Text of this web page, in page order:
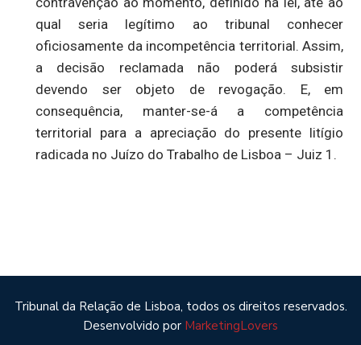
qual seria legítimo ao tribunal conhecer
oficiosamente da incompetência territorial. Assim,
a decisão reclamada não poderá subsistir
devendo ser objeto de revogação. E, em
consequência, manter-se-á a competência
territorial para a apreciação do presente litígio
radicada no Juízo do Trabalho de Lisboa – Juiz 1.
Tribunal da Relação de Lisboa, todos os direitos reservados.
Desenvolvido por MarketingLovers